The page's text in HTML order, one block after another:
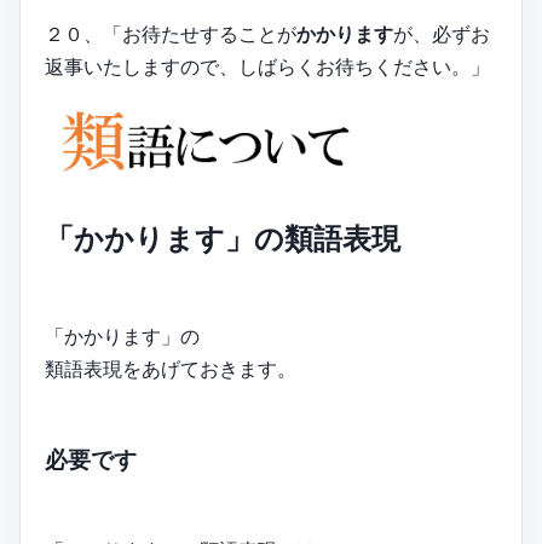
２０、「お待たせすることがかかりますが、必ずお
返事いたしますので、しばらくお待ちください。」
「かかります」の類語表現
「かかります」の
類語表現をあげておきます。
必要です